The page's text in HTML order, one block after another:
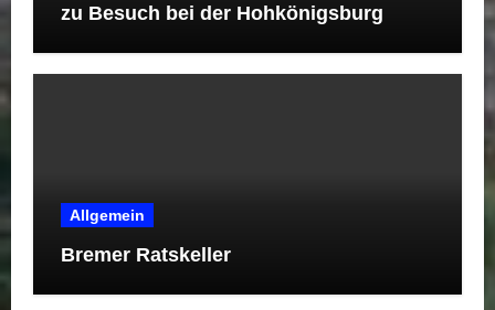
zu Besuch bei der Hohkönigsburg
Allgemein
Bremer Ratskeller